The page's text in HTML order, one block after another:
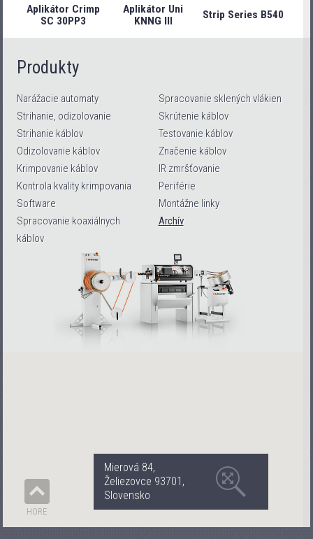
Aplikátor Crimp
SC 30PP3
Aplikátor Uni
KNNG III
Strip Series B540
Produkty
Narážacie automaty
Strihanie, odizolovanie
Strihanie káblov
Odizolovanie káblov
Krimpovanie káblov
Kontrola kvality krimpovania
Software
Spracovanie koaxiálnych
káblov
Spracovanie sklených vlákien
Skrútenie káblov
Testovanie káblov
Značenie káblov
IR zmršťovanie
Periférie
Montážne linky
Archív
Mierová 84,
Želiezovce 93701,
Slovensko
HORE